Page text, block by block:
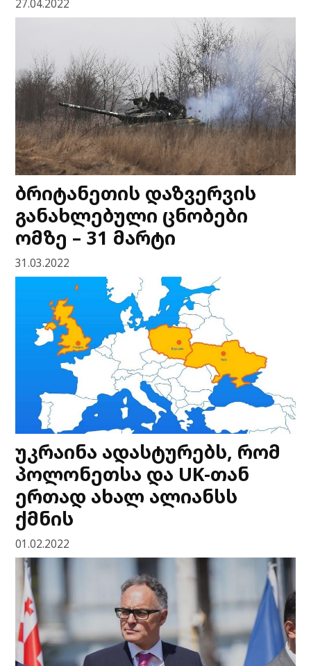
27.04.2022
ბრიტანეთის დაზვერვის
განახლებული ცნობები
ომზე – 31 მარტი
31.03.2022
უკრაინა ადასტურებს, რომ
პოლონეთსა და UK-თან
ერთად ახალ ალიანსს
ქმნის
01.02.2022